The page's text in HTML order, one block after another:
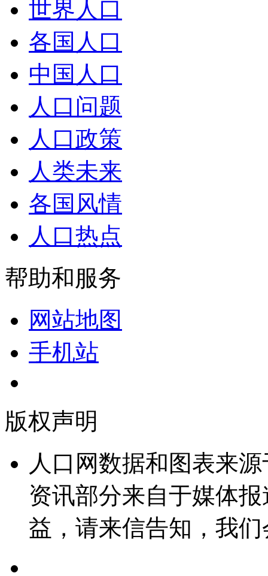
世界人口
各国人口
中国人口
人口问题
人口政策
人类未来
各国风情
人口热点
帮助和服务
网站地图
手机站
版权声明
人口网数据和图表来
资讯部分来自于媒体
益，请来信告知，我